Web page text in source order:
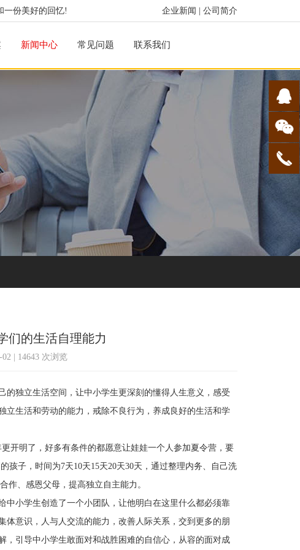
企业新闻 公司简介
一份美好的回忆!
新闻中心 常见问题 联系我们
们的生活自理能力
| 14643 次浏览
独立生活空间，让中小学生更深刻的懂得人生意义，感受
生活和劳动的能力，戒除不良行为，养成良好的生活和学
明了，好多有条件的都愿意让娃娃一个人参加夏令营，要
孩子，时间为7天10天15天20天30天，通过整理内务、自己洗
作、感恩父母，提高独立自主能力。
小学生创造了一个小团队，让他明白在这里什么都必须靠
意识，人与人交流的能力，改善人际关系，交到更多的朋
引导中小学生敢面对和战胜困难的自信心，从容的面对成